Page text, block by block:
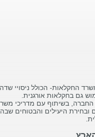
החקלאות- הכולל ניסויי
גם בחקלאות אורגנית.
החברה, בשיתוף עם מדריכי
היעילים והבטוחים